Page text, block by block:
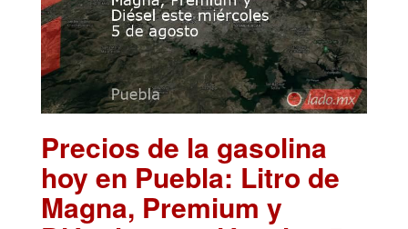
Precios de la gasolina
hoy en Puebla: Litro de
Magna, Premium y